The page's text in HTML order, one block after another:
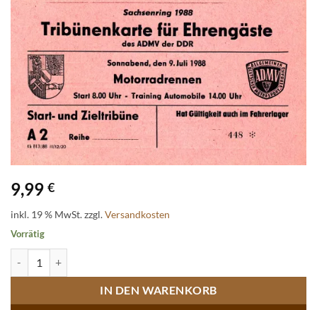
9,99 €
inkl. 19 % MwSt.zzgl.Versandkosten
Vorrätig
IN DEN WARENKORB